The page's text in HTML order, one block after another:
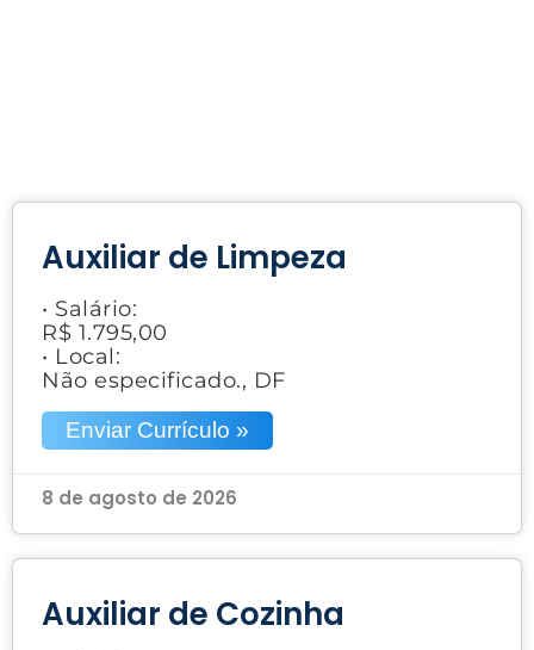
Auxiliar de Limpeza
• Salário:
R$ 1.795,00
• Local:
Não especificado., DF
Enviar Currículo »
8 de agosto de 2026
Auxiliar de Cozinha